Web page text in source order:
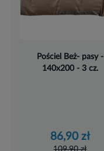
Pościel Beż- pasy -
140x200 - 3 cz.
86,90 zł